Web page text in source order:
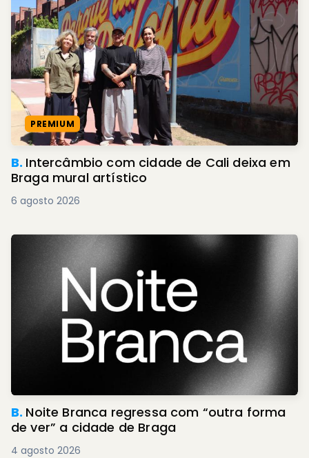
PREMIUM
B. Intercâmbio com cidade de Cali deixa em
Braga mural artístico
6 agosto 2026
B. Noite Branca regressa com “outra forma
de ver” a cidade de Braga
4 agosto 2026